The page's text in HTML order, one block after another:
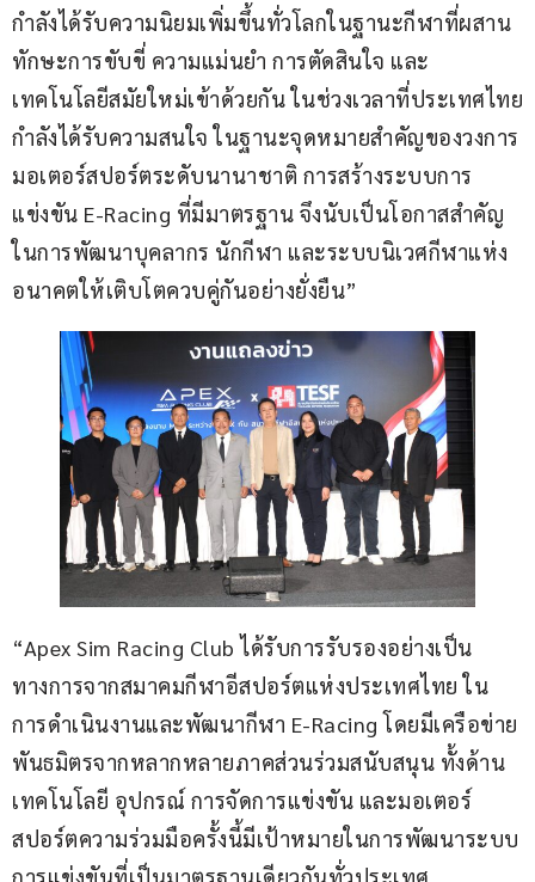
กำลังได้รับความนิยมเพิ่มขึ้นทั่วโลกในฐานะกีฬาที่ผสาน
ทักษะการขับขี่ ความแม่นยำ การตัดสินใจ และ
เทคโนโลยีสมัยใหม่เข้าด้วยกัน ในช่วงเวลาที่ประเทศไทย
กำลังได้รับความสนใจ ในฐานะจุดหมายสำคัญของวงการ
มอเตอร์สปอร์ตระดับนานาชาติ การสร้างระบบการ
แข่งขัน E-Racing ที่มีมาตรฐาน จึงนับเป็นโอกาสสำคัญ
ในการพัฒนาบุคลากร นักกีฬา และระบบนิเวศกีฬาแห่ง
อนาคตให้เติบโตควบคู่กันอย่างยั่งยืน”
“Apex Sim Racing Club ได้รับการรับรองอย่างเป็น
ทางการจากสมาคมกีฬาอีสปอร์ตแห่งประเทศไทย ใน
การดำเนินงานและพัฒนากีฬา E-Racing โดยมีเครือข่าย
พันธมิตรจากหลากหลายภาคส่วนร่วมสนับสนุน ทั้งด้าน
เทคโนโลยี อุปกรณ์ การจัดการแข่งขัน และมอเตอร์
สปอร์ตความร่วมมือครั้งนี้มีเป้าหมายในการพัฒนาระบบ